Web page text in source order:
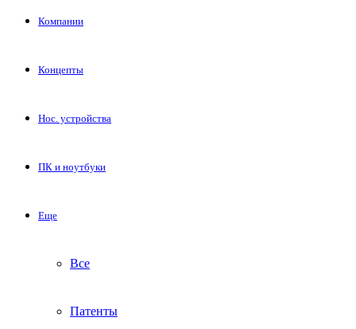
Компании
Концепты
Нос. устройства
ПК и ноутбуки
Еще
Все
Патенты